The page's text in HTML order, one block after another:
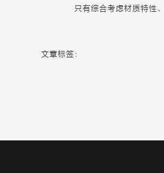
只有综合考虑材质特性
文章标签：